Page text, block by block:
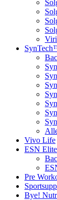
Vivo Life
ESN
Pre
Bye!